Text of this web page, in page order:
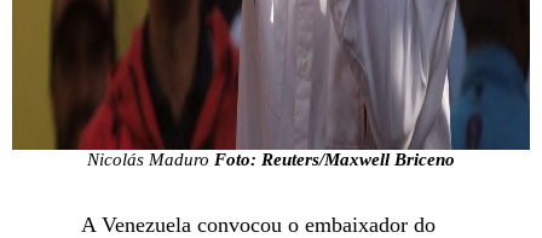
Nicolás Maduro Foto: Reuters/Maxwell Briceno
A Venezuela convocou o embaixador do